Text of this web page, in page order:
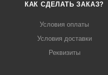
КАК СДЕЛАТЬ ЗАКАЗ?
Условия оплаты
Условия доставки
Реквизиты